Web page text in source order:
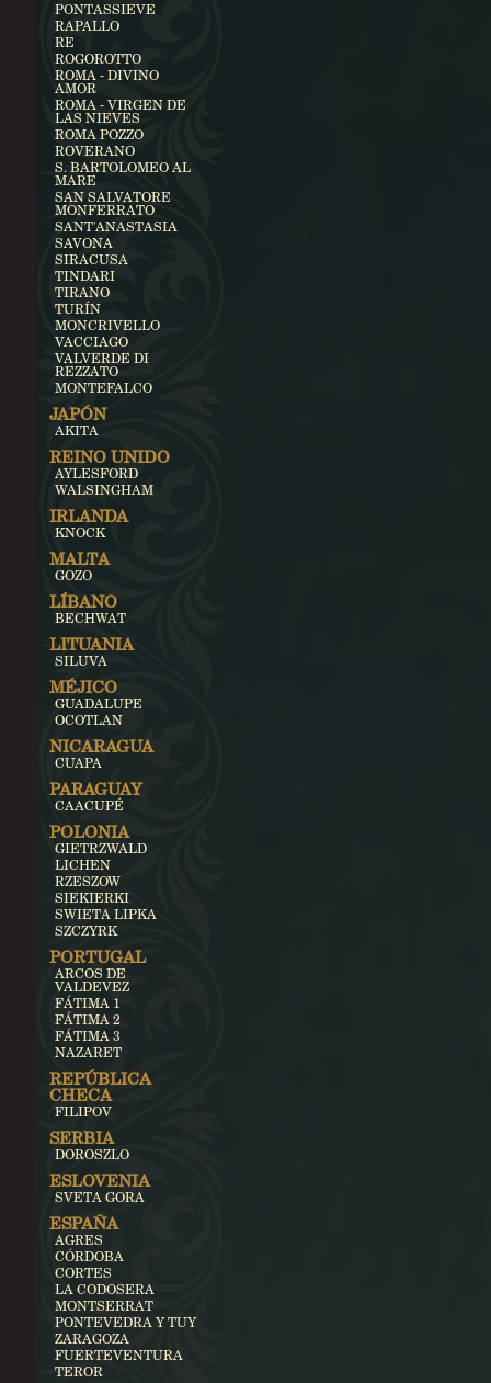
PONTASSIEVE
RAPALLO
RE
ROGOROTTO
ROMA - DIVINO
AMOR
ROMA - VIRGEN DE
LAS NIEVES
ROMA POZZO
ROVERANO
S. BARTOLOMEO AL
MARE
SAN SALVATORE
MONFERRATO
SANT'ANASTASIA
SAVONA
SIRACUSA
TINDARI
TIRANO
TURÍN
MONCRIVELLO
VACCIAGO
VALVERDE DI
REZZATO
MONTEFALCO
JAPÓN
AKITA
REINO UNIDO
AYLESFORD
WALSINGHAM
IRLANDA
KNOCK
MALTA
GOZO
LÍBANO
BECHWAT
LITUANIA
SILUVA
MÉJICO
GUADALUPE
OCOTLAN
NICARAGUA
CUAPA
PARAGUAY
CAACUPÉ
POLONIA
GIETRZWALD
LICHEN
RZESZOW
SIEKIERKI
SWIETA LIPKA
SZCZYRK
PORTUGAL
ARCOS DE
VALDEVEZ
FÁTIMA 1
FÁTIMA 2
FÁTIMA 3
NAZARET
REPÚBLICA
CHECA
FILIPOV
SERBIA
DOROSZLO
ESLOVENIA
SVETA GORA
ESPAÑA
AGRES
CÓRDOBA
CORTES
LA CODOSERA
MONTSERRAT
PONTEVEDRA Y TUY
ZARAGOZA
FUERTEVENTURA
TEROR